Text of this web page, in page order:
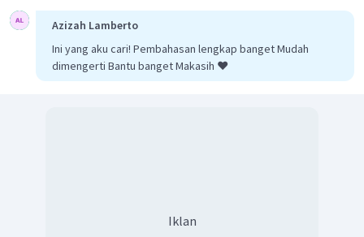
Azizah Lamberto
Ini yang aku cari! Pembahasan lengkap banget Mudah
dimengerti Bantu banget Makasih ❤️
Iklan